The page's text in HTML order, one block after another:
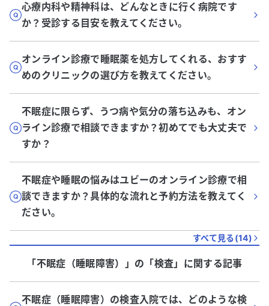
心療内科や精神科は、どんなときに行く病院です
か？受診する目安を教えてください。
オンライン診療で睡眠薬を処方してくれる、おすす
めのクリニックの選び方を教えてください。
不眠症に限らず、うつ病や気分の落ち込みも、オン
ライン診療で相談できますか？初めてでも大丈夫で
すか？
不眠症や睡眠の悩みはユビーのオンライン診療で相
談できますか？具体的な流れと予約方法を教えてく
ださい。
すべて見る(14)
「不眠症（睡眠障害）」 の「検査」に関する記事
不眠症（睡眠障害）の検査入院では、どのような検